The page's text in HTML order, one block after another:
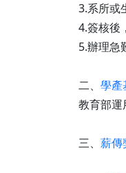
3.系所或
4.簽核後
5.辦理急
二、 學產
教育部運
三、 薪傳